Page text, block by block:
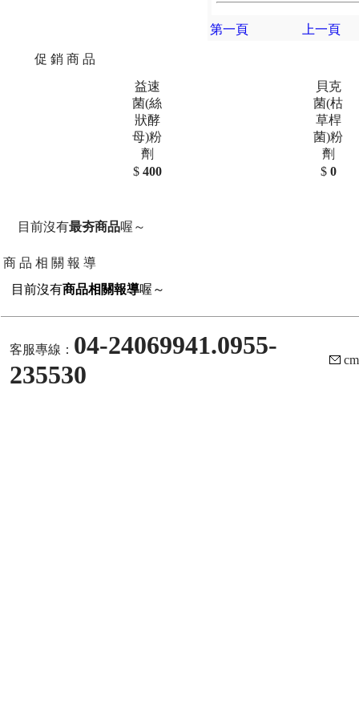
第一頁 上一頁
促 銷 商 品
益速
菌(絲
狀酵
母)粉
劑
$400
貝克
菌(枯
草桿
菌)粉
劑
$0
目前沒有最夯商品喔～
商 品 相 關 報 導
目前沒有商品相關報導喔～
客服專線： 04-24069941.0955-
235530